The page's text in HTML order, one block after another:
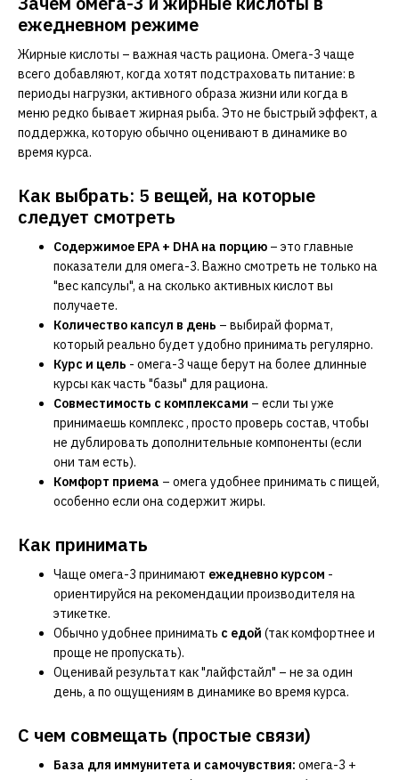
ежедневном режиме
Жирные кислоты – важная часть рациона. Омега-3 чаще
всего добавляют, когда хотят подстраховать питание: в
периоды нагрузки, активного образа жизни или когда в
меню редко бывает жирная рыба. Это не быстрый эффект, а
поддержка, которую обычно оценивают в динамике во
время курса.
Как выбрать: 5 вещей, на которые
следует смотреть
Содержимое EPA + DHA на порцию – это главные
показатели для омега-3. Важно смотреть не только на
"вес капсулы", а на сколько активных кислот вы
получаете.
Количество капсул в день – выбирай формат,
который реально будет удобно принимать регулярно.
Курс и цель - омега-3 чаще берут на более длинные
курсы как часть "базы" для рациона.
Совместимость с комплексами – если ты уже
принимаешь комплекс, просто проверь состав, чтобы
не дублировать дополнительные компоненты (если
они там есть).
Комфорт приема – омега удобнее принимать с пищей,
особенно если она содержит жиры.
Как принимать
Чаще омега-3 принимают ежедневно курсом -
ориентируйся на рекомендации производителя на
этикетке.
Обычно удобнее принимать с едой (так комфортнее и
проще не пропускать).
Оценивай результат как "лайфстайл" – не за один
день, а по ощущениям в динамике во время курса.
С чем совмещать (простые связи)
База для иммунитета и самочувствия: омега-3 +